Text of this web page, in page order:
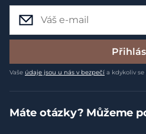
Vaše údaje jsou u nás v bezpečí a kdykoliv
Máte otázky? Můžeme